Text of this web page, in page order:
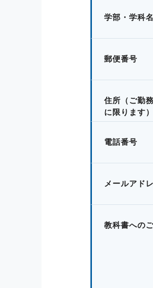
学部・学科名
郵便番号
住所 （ご勤
に限ります）
電話番号
メールアド
教科書への